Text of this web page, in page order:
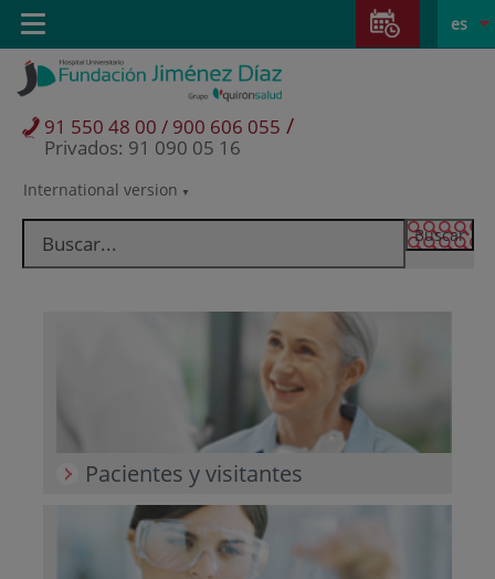
Saltar al contenido
Saltar
contenido
Selector
idioma
activo
es
International version
91 550 48 00 / 900 606 055 /
Privados: 91 090 05 16
Toggle
navigation
Pacientes y visitantes